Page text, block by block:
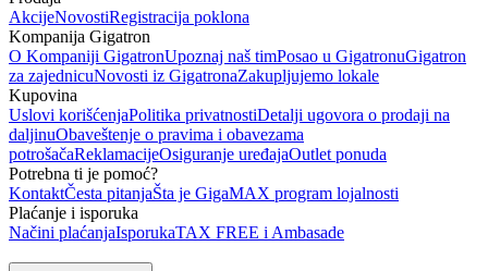
AkcijeNovostiRegistracija poklona
Kompanija Gigatron
O Kompaniji GigatronUpoznaj naš timPosao u GigatronuGigatron
za zajednicuNovosti iz GigatronaZakupljujemo lokale
Kupovina
Uslovi korišćenjaPolitika privatnostiDetalji ugovora o prodaji na
daljinuObaveštenje o pravima i obavezama
potrošačaReklamacijeOsiguranje uređajaOutlet ponuda
Potrebna ti je pomoć?
KontaktČesta pitanjaŠta je GigaMAX program lojalnosti
Plaćanje i isporuka
Načini plaćanjaIsporukaTAX FREE i Ambasade